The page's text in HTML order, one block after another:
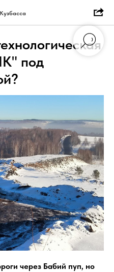
под
через Бабий пуп, но